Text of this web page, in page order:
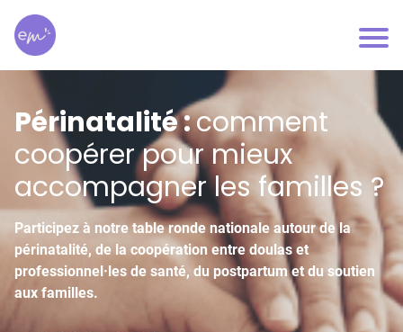
Périnatalité :comment
coopérer pour mieux
accompagner les familles ?
Participez à notre table ronde nationale autour de la
périnatalité, de la coopération entre doulas et
professionnel·les de santé, du postpartum et du soutien
aux familles.